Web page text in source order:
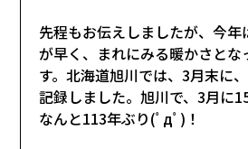
先程もお伝えしましたが、今
が早く、まれにみる暖かさとな
す。北海道旭川では、3月末に
記録しました。旭川で、3月に
なんと113年ぶり(ﾟдﾟ)！